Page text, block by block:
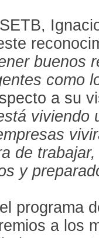
buenos
como
a su
viviendo
de
y
programa
a los